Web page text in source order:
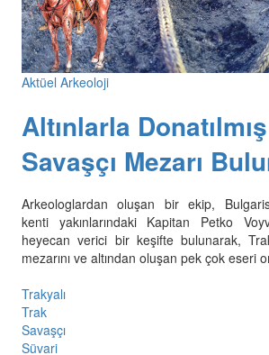
Aktüel Arkeoloji
Altınlarla
Savaşçı Mezarı
Arkeologlardan oluşan bir ekip,
kenti yakınlarındaki Kapitan Petko
heyecan verici bir keşifte bulunarak,
mezarını ve altından oluşan pek çok eseri
Trakyalı
Trak
Savaşçı
Süvari